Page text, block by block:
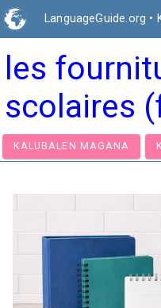
LanguageGuide.org •
les
scolaires